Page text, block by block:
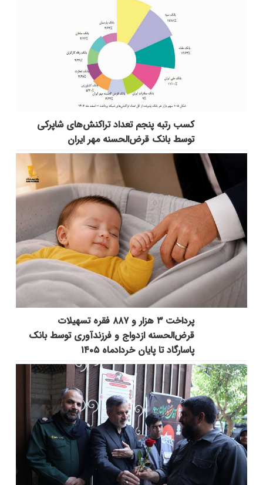
کسب رتبه پنجم تعداد تراکنش‌های شاپرکی
توسط بانک قرض‌الحسنه مهر ایران
پرداخت ۳ هزار و ۸۸۷ فقره تسهیلات
قرض‌الحسنه ازدواج و فرزندآوری توسط بانک
پاسارگاد تا پایان خردادماه ۱۴۰۵